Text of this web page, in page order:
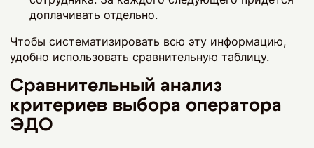
доплачивать отдельно.
Чтобы систематизировать всю эту информацию,
удобно использовать сравнительную таблицу.
Сравнительный анализ
критериев выбора оператора
ЭДО